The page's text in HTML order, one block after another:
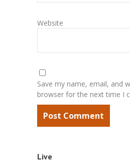
Website
Save my name, email, and
browser for the next time I
Live